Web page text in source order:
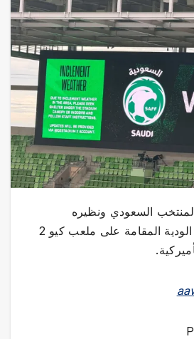
السعودي ونظيره
بورتوريكو المواجهة الودية المقامة على ملعب كيو 2